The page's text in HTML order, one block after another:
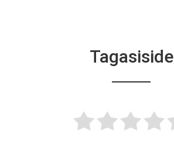
Tagasiside